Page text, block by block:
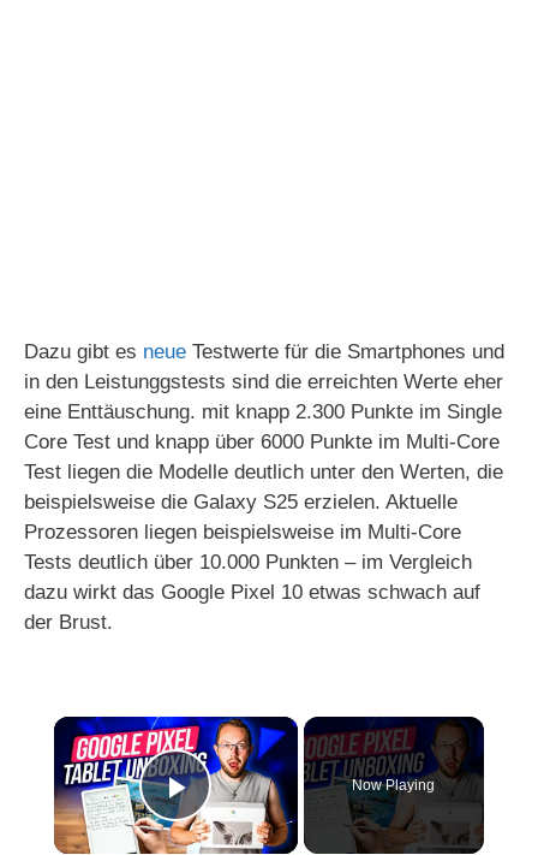
Dazu gibt es neue Testwerte für die Smartphones und
in den Leistunggstests sind die erreichten Werte eher
eine Enttäuschung. mit knapp 2.300 Punkte im Single
Core Test und knapp über 6000 Punkte im Multi-Core
Test liegen die Modelle deutlich unter den Werten, die
beispielsweise die Galaxy S25 erzielen. Aktuelle
Prozessoren liegen beispielsweise im Multi-Core
Tests deutlich über 10.000 Punkten – im Vergleich
dazu wirkt das Google Pixel 10 etwas schwach auf
der Brust.
×
Play Video
Now Playing